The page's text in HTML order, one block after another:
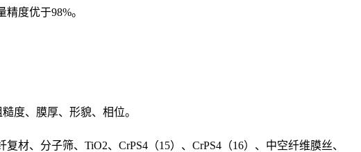
度优于98%。
度、膜厚、形貌、相位。
材、分子筛、TiO2、CrPS4（15）、CrPS4（16）、中空纤维膜丝、粗